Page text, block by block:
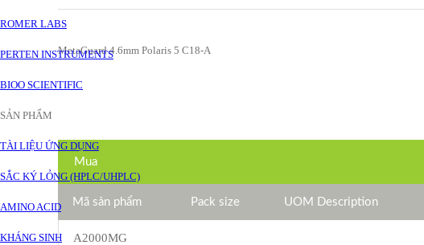
ROMER LABS
PERTEN INSTRUMENTS
BIOO SCIENTIFIC
SẢN PHẨM
TÀI LIỆU ỨNG DỤNG
SẮC KÝ LỎNG (HPLC/UHPLC)
AMINO ACID
KHÁNG SINH
MetaGuard 4.6mm Polaris 5 C18-A
Mua
Mã sản phẩm Pack size UOM Description
A2000MG